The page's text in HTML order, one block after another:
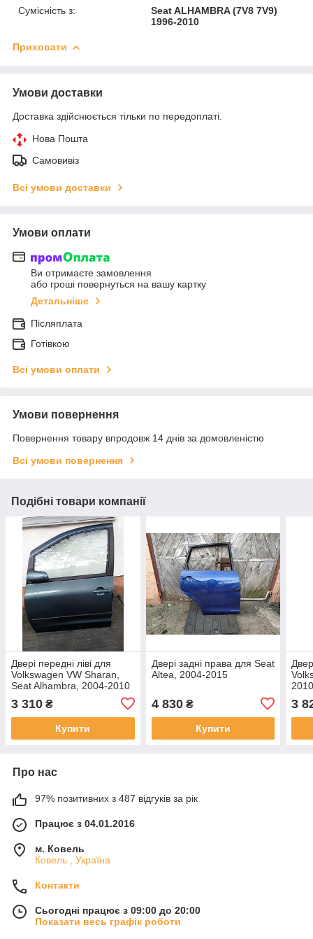
Сумісність з:
Seat ALHAMBRA (7V8 7V9)
1996-2010
Приховати
Умови доставки
Доставка здійснюється тільки по передоплаті.
Нова Пошта
Самовивіз
Всі умови доставки
Умови оплати
Ви отримаєте замовлення
або гроші повернуться на вашу картку
Детальніше
Післяплата
Готівкою
Всі умови оплати
Умови повернення
Повернення товару впродовж 14 днів за домовленістю
Всі умови повернення
Подібні товари компанії
Двері передні ліві для
Volkswagen VW Sharan,
Seat Alhambra, 2004-2010
3 310 ₴
Купити
Двері задні права для Seat
Altea, 2004-2015
4 830₴
Купити
3
Про нас
97% позитивних з 487 відгуків за рік
Працює з 04.01.2016
м. Ковель
Ковель , Україна
Контакти
Сьогодні працює з 09:00 до 20:00
Показати весь графік роботи